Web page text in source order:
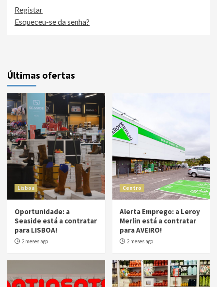
Registar
Esqueceu-se da senha?
Últimas ofertas
Lisboa
Oportunidade: a
Seaside está a contratar
para LISBOA!
2 meses ago
Centro
Alerta Emprego: a Leroy
Merlin está a contratar
para AVEIRO!
2 meses ago